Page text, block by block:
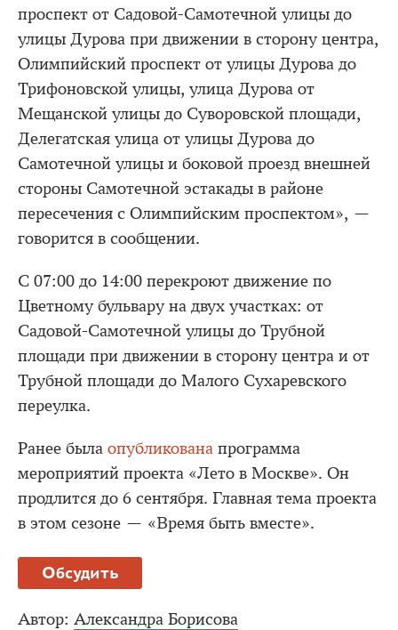
проспект от Садовой-Самотечной улицы до
улицы Дурова при движении в сторону центра,
Олимпийский проспект от улицы Дурова до
Трифоновской улицы, улица Дурова от
Мещанской улицы до Суворовской площади,
Делегатская улица от улицы Дурова до
Самотечной улицы и боковой проезд внешней
стороны Самотечной эстакады в районе
пересечения с Олимпийским проспектом», —
говорится в сообщении.
С 07:00 до 14:00 перекроют движение по
Цветному бульвару на двух участках: от
Садовой-Самотечной улицы до Трубной
площади при движении в сторону центра и от
Трубной площади до Малого Сухаревского
переулка.
Ранее была опубликована программа
мероприятий проекта «Лето в Москве». Он
продлится до 6 сентября. Главная тема проекта
в этом сезоне — «Время быть вместе».
Обсудить
Автор: Александра Борисова